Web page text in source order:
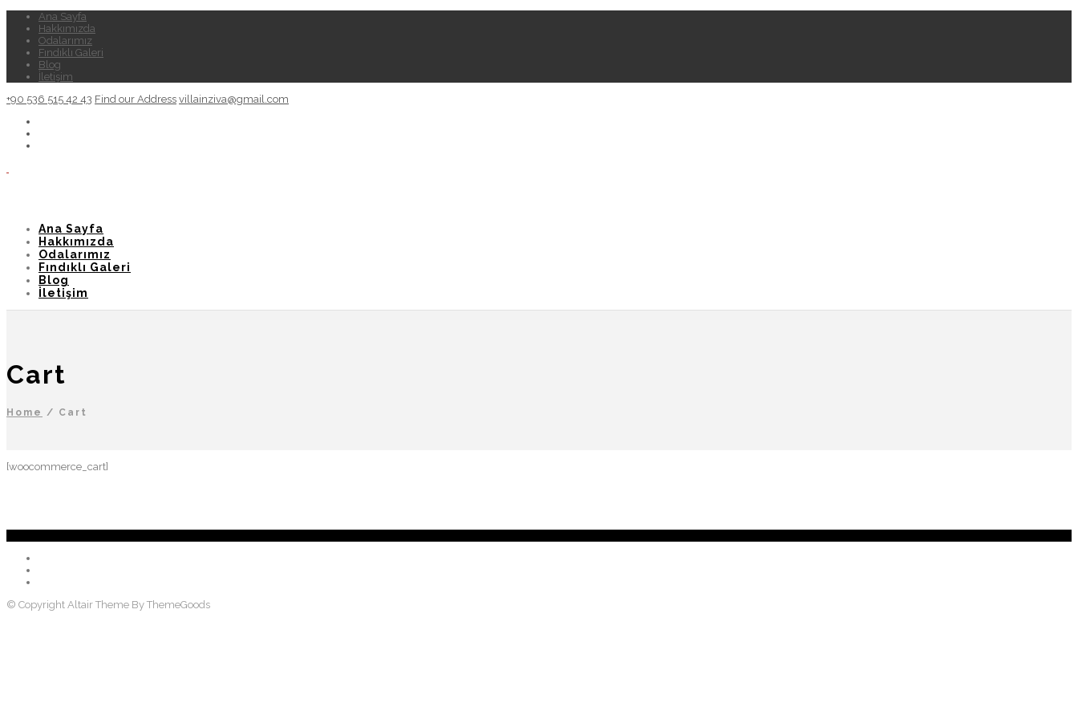
Ana Sayfa
Hakkımızda
Odalarımız
Fındıklı Galeri
Blog
İletişim
+90 536 515 42 43 Find our Address villainziva@gmail.com
Ana Sayfa
Hakkımızda
Odalarımız
Fındıklı Galeri
Blog
İletişim
Cart
Home / Cart
[woocommerce_cart]
© Copyright Altair Theme By ThemeGoods